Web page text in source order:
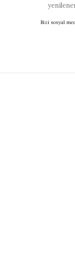
Bizi sosyal